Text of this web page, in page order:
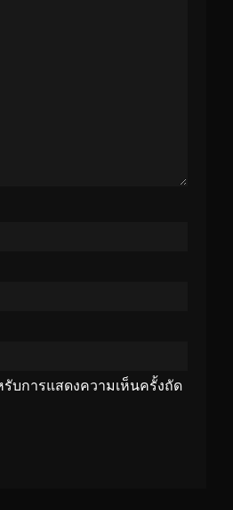
บการแสดงความเห็นครั้งถัด